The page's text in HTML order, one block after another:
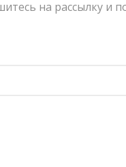
на рассылку и